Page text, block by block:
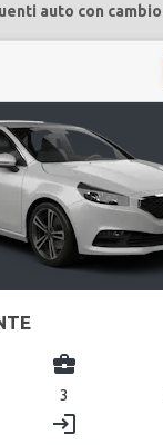
auto con
business_center
3
login